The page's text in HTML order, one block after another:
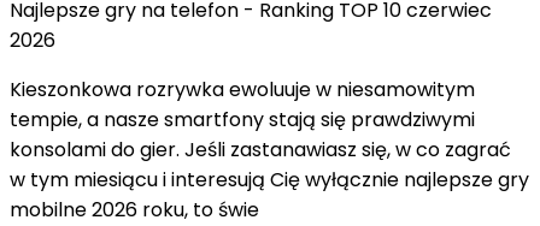
Najlepsze gry na telefon - Ranking TOP 10 czerwiec
2026
Kieszonkowa rozrywka ewoluuje w niesamowitym
tempie, a nasze smartfony stają się prawdziwymi
konsolami do gier. Jeśli zastanawiasz się, w co zagrać
w tym miesiącu i interesują Cię wyłącznie najlepsze gry
mobilne 2026 roku, to świe